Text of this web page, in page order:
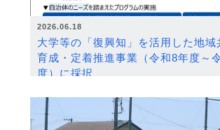
2026.06.18
大学等の「復興知」を活用した地域
育成・定着推進事業（令和8年度～
度）に採択